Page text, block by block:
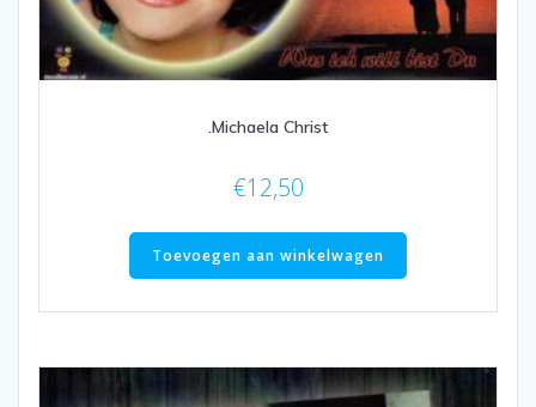
.Michaela Christ
€12,50
Toevoegen aan winkelwagen